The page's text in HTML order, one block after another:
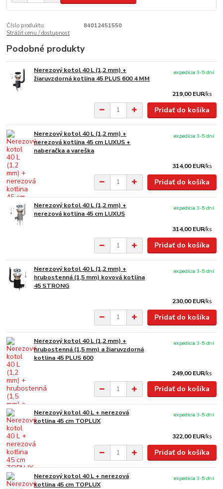
Číslo produktu:
84012451550
Strážiť cenu / dostupnosť
Podobné produkty
Nerezový kotol 40 L (1,2 mm) +
žiaruvzdorná kotlina 45 PLUS 600 4 MM
219,00 EUR/ks
expedícia 3-5 dní
Pridať do košíka
Nerezový kotol 40 L (1,2 mm) +
nerezová kotlina 45 cm LUXUS +
naberačka a vareška
314,00 EUR/ks
expedícia 3-5 dní
Pridať do košíka
Nerezový kotol 40 L (1,2 mm) +
nerezová kotlina 45 cm LUXUS
314,00 EUR/ks
expedícia 3-5 dní
Pridať do košíka
Nerezový kotol 40 L (1,2 mm) +
hrubostenná (1,5 mm) kovová kotlina
45 STRONG
230,00 EUR/ks
expedícia 3-5 dní
Pridať do košíka
Nerezový kotol 40 L (1,2 mm) +
hrubostenná (1,5 mm) a žiaruvzdorná
kotlina 45 PLUS 600
249,00 EUR/ks
expedícia 3-5 dní
Pridať do košíka
Nerezový kotol 40 L + nerezová
kotlina 45 cm TOPLUX
322,00 EUR/ks
expedícia 3-5 dní
Pridať do košíka
Nerezový kotol 40 L + nerezová
kotlina 45 cm TOPLUX
expedícia 3-5 dní